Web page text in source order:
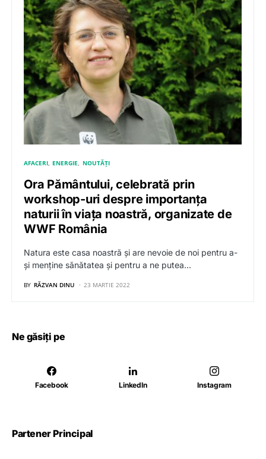
AFACERI ENERGIE NOUTĂȚI
Ora Pământului, celebrată prin
workshop-uri despre importanța
naturii în viața noastră, organizate de
WWF România
Natura este casa noastră și are nevoie de noi pentru a-
și menține sănătatea și pentru a ne putea…
BY RĂZVAN DINU 23 MARTIE 2022
Ne găsiți pe
Facebook LinkedIn Instagram
Partener Principal